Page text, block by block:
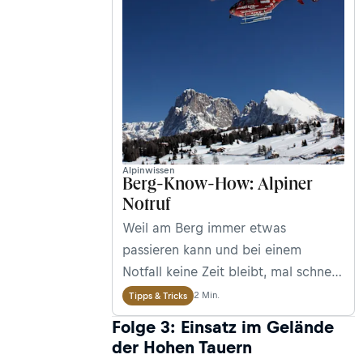
Alpinwissen
Berg-Know-How: Alpiner
Notruf
Weil am Berg immer etwas
passieren kann und bei einem
Notfall keine Zeit bleibt, mal schnell
die lokale Bergrettungsstelle zu
googeln, haben wir euch hier die
Notrufnummern des
Tipps & Tricks 2 Min.
Folge 3: Einsatz im Gelände
der Hohen Tauern